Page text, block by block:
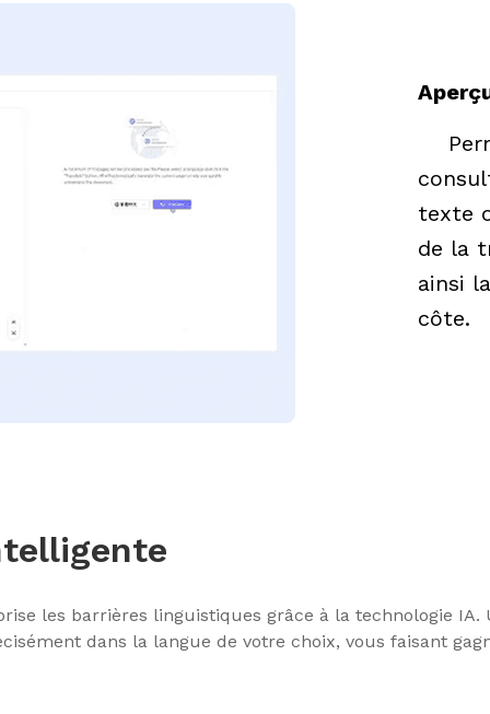
texte
de la
ainsi
côte.
les barrières linguistiques grâce à la technologie
dans la langue de votre choix, vous faisant